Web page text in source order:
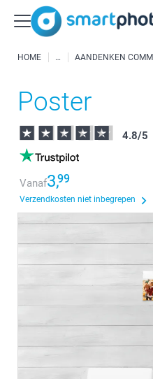
HOME AANDENKEN
Poster
4.8/5
Vanaf3,99
Verzendkosten niet inbegrepen